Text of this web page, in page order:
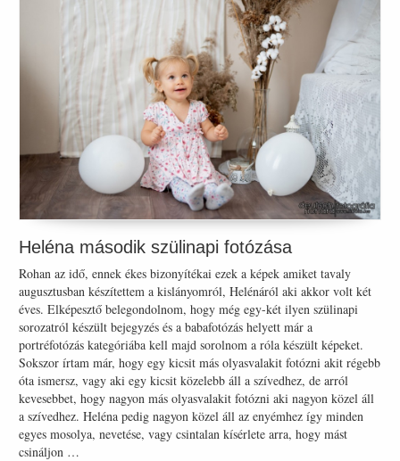
Heléna második szülinapi fotózása
Rohan az idő, ennek ékes bizonyítékai ezek a képek amiket tavaly
augusztusban készítettem a kislányomról, Helénáról aki akkor volt két
éves. Elképesztő belegondolnom, hogy még egy-két ilyen szülinapi
sorozatról készült bejegyzés és a babafotózás helyett már a
portréfotózás kategóriába kell majd sorolnom a róla készült képeket.
Sokszor írtam már, hogy egy kicsit más olyasvalakit fotózni akit régebb
óta ismersz, vagy aki egy kicsit közelebb áll a szívedhez, de arról
kevesebbet, hogy nagyon más olyasvalakit fotózni aki nagyon közel áll
a szívedhez. Heléna pedig nagyon közel áll az enyémhez így minden
egyes mosolya, nevetése, vagy csintalan kísérlete arra, hogy mást
csináljon …